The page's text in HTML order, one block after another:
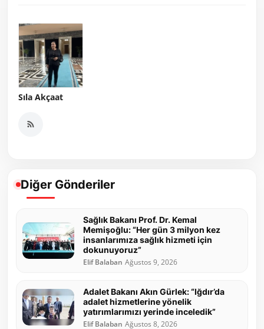
Sıla Akçaat
Diğer Gönderiler
Sağlık Bakanı Prof. Dr. Kemal
Memişoğlu: “Her gün 3 milyon kez
insanlarımıza sağlık hizmeti için
dokunuyoruz”
Elif Balaban Ağustos 9, 2026
Adalet Bakanı Akın Gürlek: “Iğdır’da
adalet hizmetlerine yönelik
yatırımlarımızı yerinde inceledik”
Elif Balaban Ağustos 8, 2026